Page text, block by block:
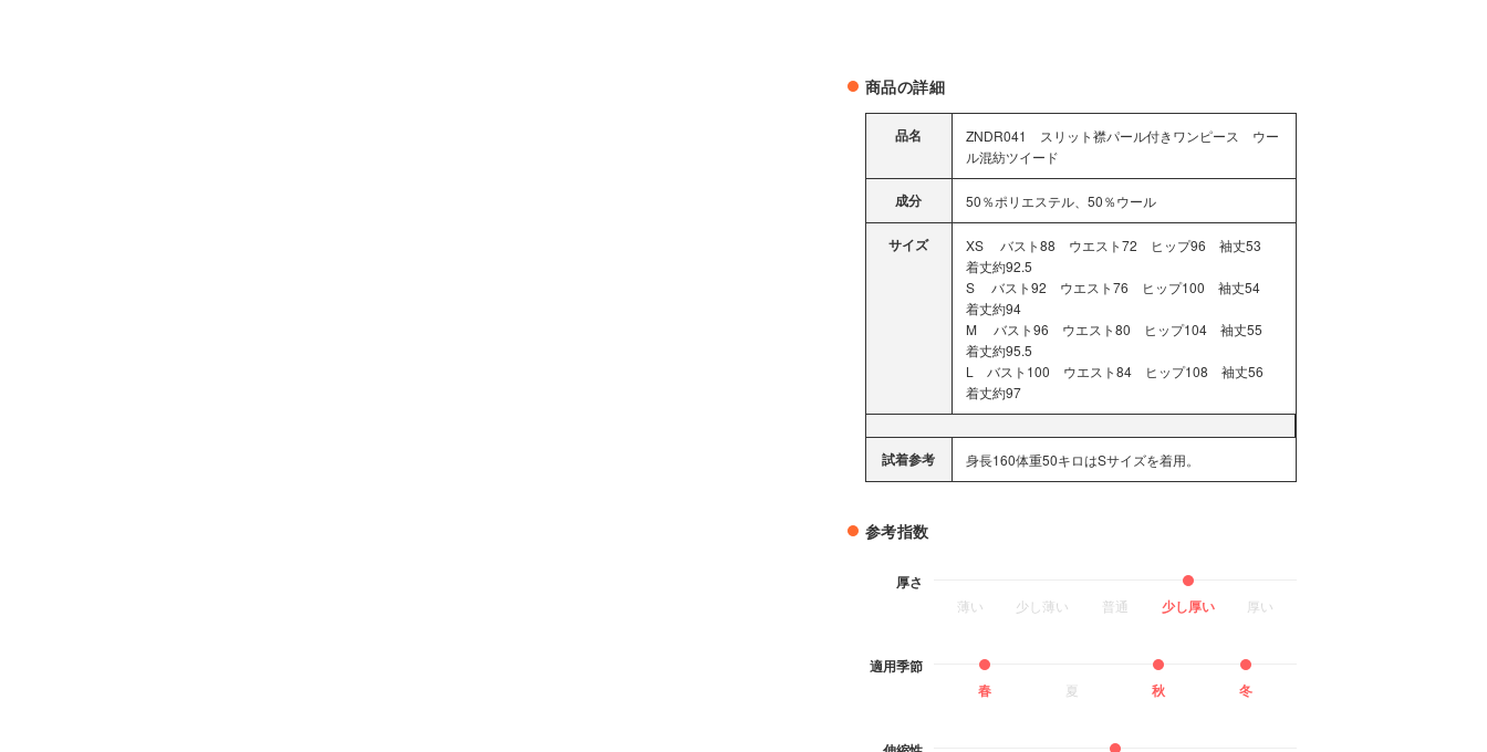
商品の詳細
品名
ZNDR041 スリット襟パール付きワンピース ウー
ル混紡ツイード
成分 50％ポリエステル、50％ウール
サイズ
XS バスト88 ウエスト72 ヒップ96 袖丈53
着丈約92.5
S バスト92 ウエスト76 ヒップ100 袖丈54
着丈約94
M バスト96 ウエスト80 ヒップ104 袖丈55
着丈約95.5
L バスト100 ウエスト84 ヒップ108 袖丈56
着丈約97
試着参考 身長160体重50キロはSサイズを着用。
参考指数
厚さ
薄い 少し薄い 普通 少し厚い 厚い
適用季節
春
夏 秋 冬